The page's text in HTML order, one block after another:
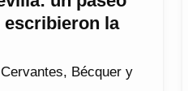
escribieron la
Bécquer y